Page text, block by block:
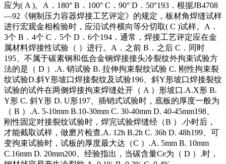
应为( A )。A．180° B．100° C．90° D．50°193．根据JB4708
—92《钢制压力容器焊接工艺评定》的规定，板材角焊缝试样
进行宏观金相检验时，应沿试件横向等分切取( C )试样。A．
3个 B．4个 C．5个 D．6个194．通常，焊接工艺评定应在金
属材料焊接性试验（ ）进行。A．之前 B．之后 C．同时
195、不属于碳素钢和低合金钢焊接接头冷裂纹外拘束试验方
法的是（ D ）.A. 销试验 B. 拉伸拘束裂纹试验 C. 刚性拘束裂
纹试验D.斜Y形坡口焊接裂纹及试验196、斜Y形坡口焊接裂纹
试验的试件在两侧焊接拘束焊缝处开（ A ）形坡口.A.X形 B.
Y形 C. 斜Y形 D. U形197、插销式试验时，底板的厚度一般为
（ B ）.A. 5-10mm B.10-30mm C. 30-40mm D. 40-45mm198、
刚性固定对接裂纹试验时，焊完试验焊缝经（B ）.小时后，
才能截取试样，做磨片检查.A. 12h B.2h C. 36h D. 48h199、可
变拘束试验时，试板的厚度最大达（C ）.A. 5mm B. 10mm
C.16mm D. 20mm200、经验指出，当碳含量Ce为（ D ）.时，